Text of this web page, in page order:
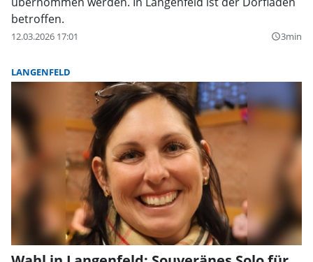
betroffen.
12.03.2026 17:01 query_builder3min
LANGENFELD